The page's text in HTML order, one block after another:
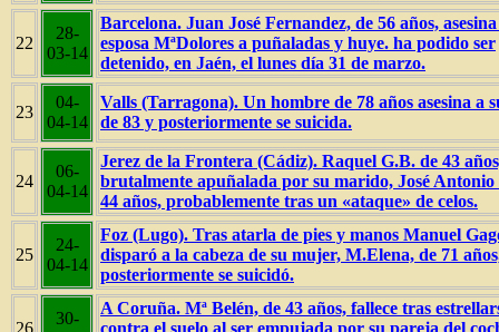
22
28-
03-14
Barcelona. Juan José Fernandez, de 56 años,
esposa MªDolores a puñaladas y huye. ha podido ser
detenido, en Jaén, el lunes día 31 de marzo.
23
04-
04-14
Valls (Tarragona). Un hombre de 78 años asesina a
de 83 y posteriormente se suicida.
24
06-
04-14
Jerez de la Frontera (Cádiz). Raquel G.B. de 43
brutalmente apuñalada por su marido, José Antonio
44 años, probablemente tras un «ataque» de celos.
25
24-
04-14
Foz (Lugo). Tras atarla de pies y manos Manuel
disparó a la cabeza de su mujer, M.Elena, de 71
posteriormente se suicidó.
26
30-
A Coruña. Mª Belén, de 43 años, fallece tras
contra el suelo al ser empujada por su pareja del